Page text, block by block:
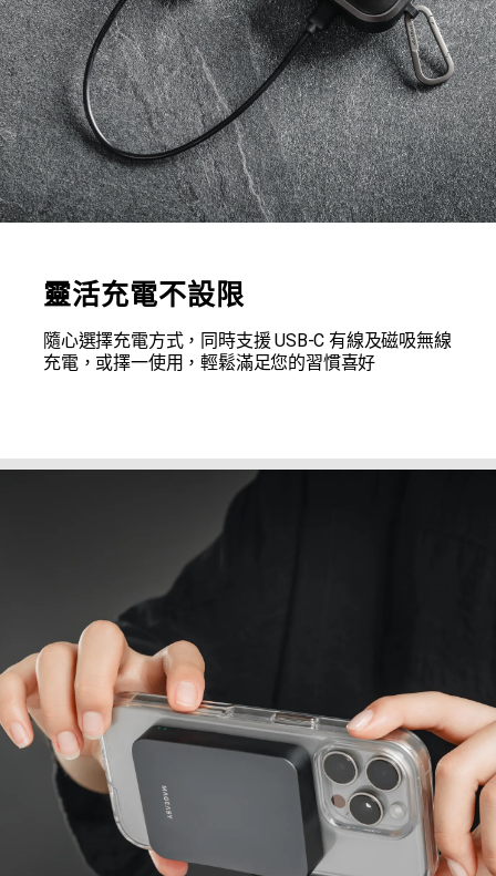
靈活充電不設限
隨心選擇充電方式，同時支援 USB-C 有線及磁吸無線
充電，或擇一使用，輕鬆滿足您的習慣喜好